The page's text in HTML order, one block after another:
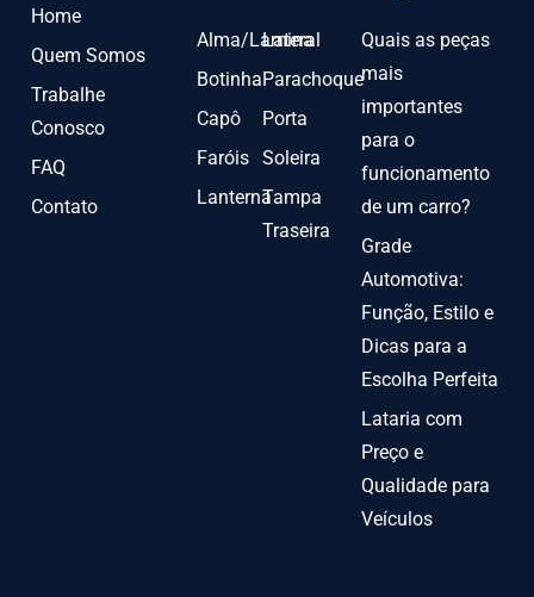
Home
Quem Somos
Trabalhe
Conosco
FAQ
Contato
Alma/Lamina
Botinha
Capô
Faróis
Lanterna
Lateral
Parachoque
Porta
Soleira
Tampa
Traseira
Quais as peças
mais
importantes
para o
funcionamento
de um carro?
Grade
Automotiva:
Função, Estilo e
Dicas para a
Escolha Perfeita
Lataria com
Preço e
Qualidade para
Veículos